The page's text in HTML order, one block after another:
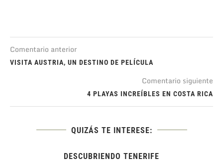
Comentario anterior
VISITA AUSTRIA, UN DESTINO DE PELÍCULA
Comentario siguiente
4 PLAYAS INCREÍBLES EN COSTA RICA
QUIZÁS TE INTERESE:
DESCUBRIENDO TENERIFE